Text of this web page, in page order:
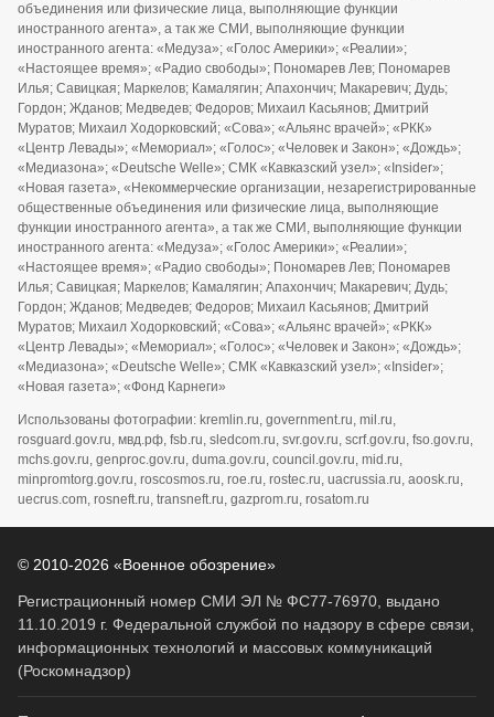
объединения или физические лица, выполняющие функции
иностранного агента», а так же СМИ, выполняющие функции
иностранного агента: «Медуза»; «Голос Америки»; «Реалии»;
«Настоящее время»; «Радио свободы»; Пономарев Лев; Пономарев
Илья; Савицкая; Маркелов; Камалягин; Апахончич; Макаревич; Дудь;
Гордон; Жданов; Медведев; Федоров; Михаил Касьянов; Дмитрий
Муратов; Михаил Ходорковский; «Сова»; «Альянс врачей»; «РКК»
«Центр Левады»; «Мемориал»; «Голос»; «Человек и Закон»; «Дождь»;
«Медиазона»; «Deutsche Welle»; СМК «Кавказский узел»; «Insider»;
«Новая газета», «Некоммерческие организации, незарегистрированные
общественные объединения или физические лица, выполняющие
функции иностранного агента», а так же СМИ, выполняющие функции
иностранного агента: «Медуза»; «Голос Америки»; «Реалии»;
«Настоящее время»; «Радио свободы»; Пономарев Лев; Пономарев
Илья; Савицкая; Маркелов; Камалягин; Апахончич; Макаревич; Дудь;
Гордон; Жданов; Медведев; Федоров; Михаил Касьянов; Дмитрий
Муратов; Михаил Ходорковский; «Сова»; «Альянс врачей»; «РКК»
«Центр Левады»; «Мемориал»; «Голос»; «Человек и Закон»; «Дождь»;
«Медиазона»; «Deutsche Welle»; СМК «Кавказский узел»; «Insider»;
«Новая газета»; «Фонд Карнеги»
Использованы фотографии: kremlin.ru, government.ru, mil.ru,
rosguard.gov.ru, мвд.рф, fsb.ru, sledcom.ru, svr.gov.ru, scrf.gov.ru, fso.gov.ru,
mchs.gov.ru, genproc.gov.ru, duma.gov.ru, council.gov.ru, mid.ru,
minpromtorg.gov.ru, roscosmos.ru, roe.ru, rostec.ru, uacrussia.ru, aoosk.ru,
uecrus.com, rosneft.ru, transneft.ru, gazprom.ru, rosatom.ru
© 2010-2026 «Военное обозрение»
Регистрационный номер СМИ ЭЛ № ФС77-76970, выдано
11.10.2019 г. Федеральной службой по надзору в сфере связи,
информационных технологий и массовых коммуникаций
(Роскомнадзор)